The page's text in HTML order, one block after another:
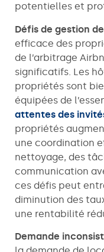
potentielles et
Défis de gestion
efficace des
de l’arbitrage
significatifs. Les
propriétés sont
équipées de
attentes des
propriétés
une coordination
nettoyage, des
communication
ces défis peut
diminution des
une rentabilité
Demande